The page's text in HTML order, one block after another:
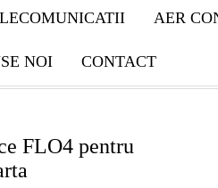
AER
NOI CONTACT
FLO4 pentru